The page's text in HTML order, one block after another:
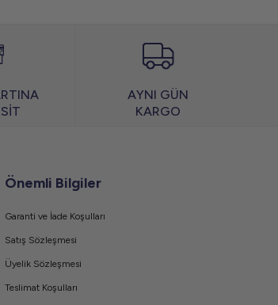
AYNI GÜN
KARGO
Önemli Bilgiler
Garanti ve İade Koşulları
Satış Sözleşmesi
Üyelik Sözleşmesi
Teslimat Koşulları